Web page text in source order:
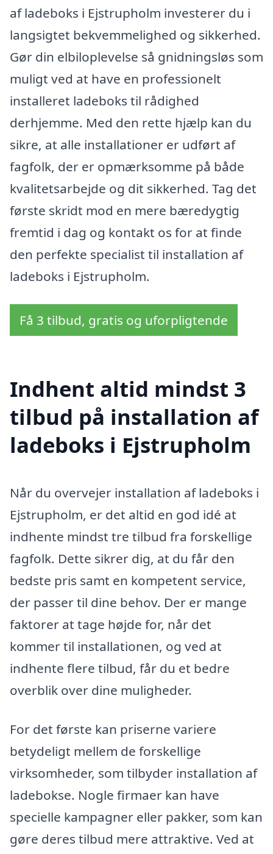
af ladeboks i Ejstrupholm investerer du i
langsigtet bekvemmelighed og sikkerhed.
Gør din elbiloplevelse så gnidningsløs som
muligt ved at have en professionelt
installeret ladeboks til rådighed
derhjemme. Med den rette hjælp kan du
sikre, at alle installationer er udført af
fagfolk, der er opmærksomme på både
kvalitetsarbejde og dit sikkerhed. Tag det
første skridt mod en mere bæredygtig
fremtid i dag og kontakt os for at finde
den perfekte specialist til installation af
ladeboks i Ejstrupholm.
Få 3 tilbud, gratis og uforpligtende
Indhent altid mindst 3
tilbud på installation af
ladeboks i Ejstrupholm
Når du overvejer installation af ladeboks i
Ejstrupholm, er det altid en god idé at
indhente mindst tre tilbud fra forskellige
fagfolk. Dette sikrer dig, at du får den
bedste pris samt en kompetent service,
der passer til dine behov. Der er mange
faktorer at tage højde for, når det
kommer til installationen, og ved at
indhente flere tilbud, får du et bedre
overblik over dine muligheder.
For det første kan priserne variere
betydeligt mellem de forskellige
virksomheder, som tilbyder installation af
ladebokse. Nogle firmaer kan have
specielle kampagner eller pakker, som kan
gøre deres tilbud mere attraktive. Ved at